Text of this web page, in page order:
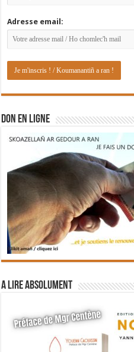
Adresse email:
DON EN LIGNE
A lire absolument